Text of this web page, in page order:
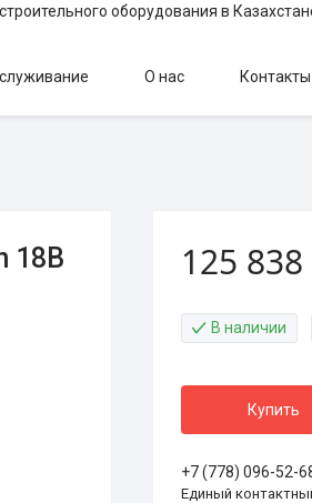
оборудования в
О нас Контакты
18В
125 838
В наличии
Купить
+7 (778) 096-52-
Единый